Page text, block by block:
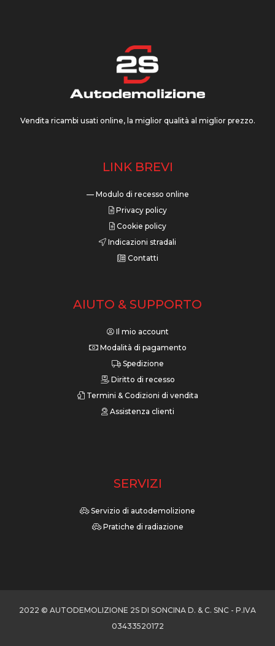
Vendita ricambi usati online, la miglior qualità al miglior prezzo.
LINK BREVI
— Modulo di recesso online
Privacy policy
Cookie policy
Indicazioni stradali
Contatti
AIUTO & SUPPORTO
Il mio account
Modalità di pagamento
Spedizione
Diritto di recesso
Termini & Codizioni di vendita
Assistenza clienti
SERVIZI
Servizio di autodemolizione
Pratiche di radiazione
2022 © AUTODEMOLIZIONE 2S DI SONCINA D. & C. SNC - P.IVA
03433520172